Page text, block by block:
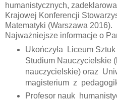
humanistycznych,
Krajowej Konferencji
Matematyki (Warszawa 2016).
Najważniejsze informacje o
Ukończyła Liceum
Studium Nauczycielskie
nauczycielskie) oraz
magisterium z
Profesor nauk